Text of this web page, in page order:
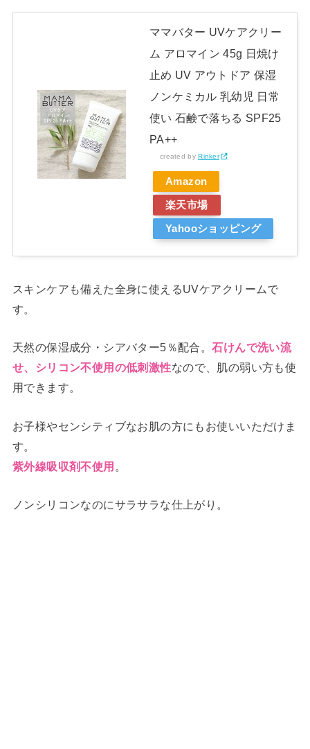
ママバター UVケアクリー
ム アロマイン 45g 日焼け
止め UV アウトドア 保湿
ノンケミカル 乳幼児 日常
使い 石鹸で落ちる SPF25
PA++
created byRinker
Amazon
楽天市場
Yahooショッピング
スキンケアも備えた全身に使えるUVケアクリームで
す。
天然の保湿成分・シアバター5％配合。石けんで洗い流
せ、シリコン不使用の低刺激性なので、肌の弱い方も使
用できます。
お子様やセンシティブなお肌の方にもお使いいただけま
す。
紫外線吸収剤不使用 。
ノンシリコンなのにサラサラな仕上がり。